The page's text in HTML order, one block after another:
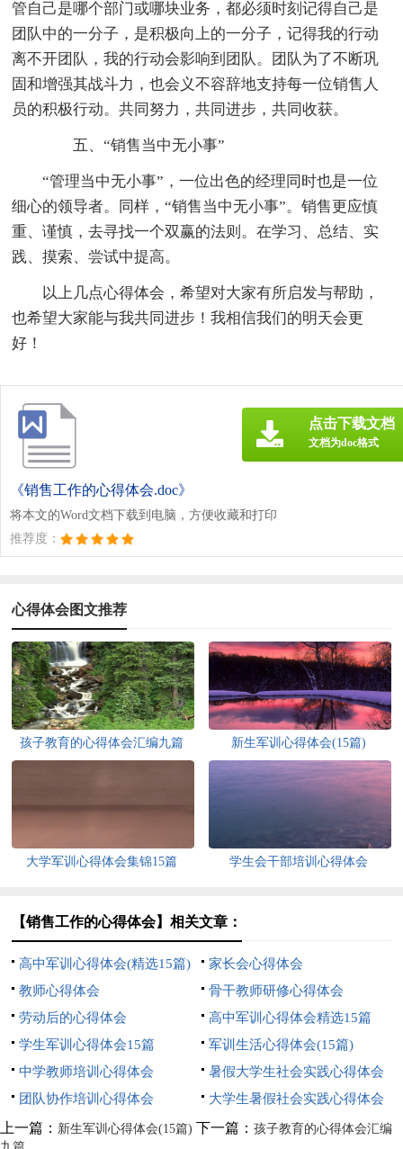
管自己是哪个部门或哪块业务，都必须时刻记得自己是
团队中的一分子，是积极向上的一分子，记得我的行动
离不开团队，我的行动会影响到团队。团队为了不断巩
固和增强其战斗力，也会义不容辞地支持每一位销售人
员的积极行动。共同努力，共同进步，共同收获。
五、“销售当中无小事”
“管理当中无小事”，一位出色的经理同时也是一位
细心的领导者。同样，“销售当中无小事”。销售更应慎
重、谨慎，去寻找一个双赢的法则。在学习、总结、实
践、摸索、尝试中提高。
以上几点心得体会，希望对大家有所启发与帮助，
也希望大家能与我共同进步！我相信我们的明天会更
好！
《销售工作的心得体会.doc》
将本文的Word文档下载到电脑，方便收藏和打印
推荐度：
点击下载文档
文档为doc格式
心得体会图文推荐
孩子教育的心得体会汇编九篇 新生军训心得体会(15篇)
大学军训心得体会集锦15篇 学生会干部培训心得体会
【销售工作的心得体会】相关文章：
高中军训心得体会(精选15篇)
家长会心得体会
教师心得体会
骨干教师研修心得体会
劳动后的心得体会
高中军训心得体会精选15篇
学生军训心得体会15篇
军训生活心得体会(15篇)
中学教师培训心得体会
暑假大学生社会实践心得体会
团队协作培训心得体会
大学生暑假社会实践心得体会
上一篇： 新生军训心得体会(15篇) 下一篇： 孩子教育的心得体会汇编